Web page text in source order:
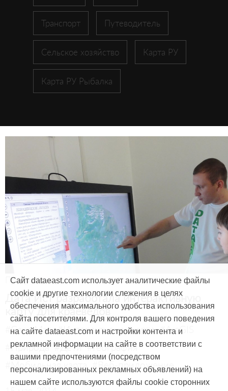
Транспорт Путеводитель
Сельское хозяйство Карта РУ
Карта РУ Рыбалка
Продукты и услуги
Дата Ист разработала интерактивную
карту для краеведов
#CarryMap #Интерактивная карта #ArcGIS
#Природа #Дети #География
#Мобильная карта #Веб-приложение
Сайт dataeast.com использует аналитические файлы
cookie и другие технологии слежения в целях
обеспечения максимального удобства использования
сайта посетителями. Для контроля вашего поведения
на сайте dataeast.com и настройки контента и
рекламной информации на сайте в соответствии с
вашими предпочтениями (посредством
персонализированных рекламных объявлений) на
нашем сайте используются файлы cookie сторонних